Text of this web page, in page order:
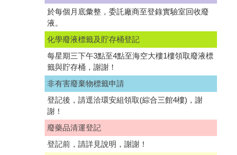
於每個月底彙整，委託廠商至登錄實驗室回收廢
液。
化學廢液標籤及貯存桶登記
每星期三下午3點至4點至海空大樓1樓領取廢液標
籤與貯存桶，謝謝！
非有害廢棄物標籤申請
登記後，請逕洽環安組領取(綜合三館4樓)，謝
謝！
廢藥品清運登記
登記前，請詳見說明，謝謝！